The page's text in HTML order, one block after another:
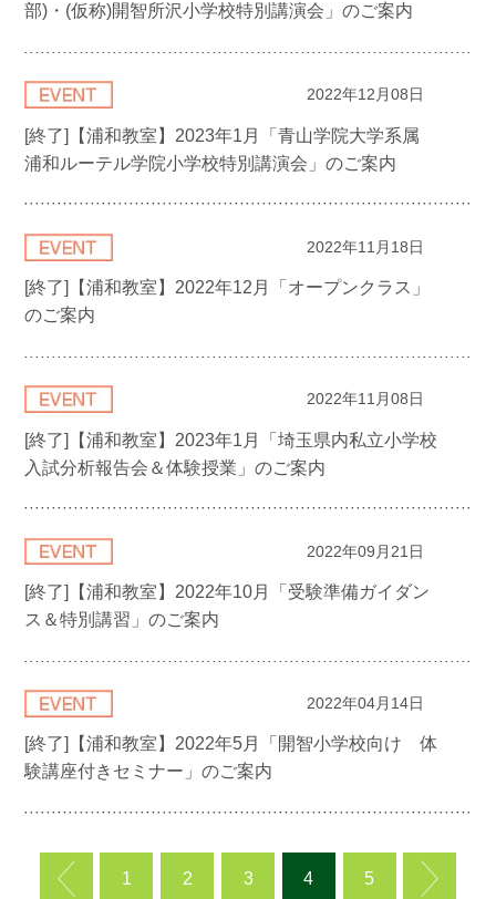
部)・(仮称)開智所沢小学校特別講演会」のご案内
2022年12月08日
[終了]【浦和教室】2023年1月「青山学院大学系属
浦和ルーテル学院小学校特別講演会」のご案内
2022年11月18日
[終了]【浦和教室】2022年12月「オープンクラス」
のご案内
2022年11月08日
[終了]【浦和教室】2023年1月「埼玉県内私立小学校
入試分析報告会＆体験授業」のご案内
2022年09月21日
[終了]【浦和教室】2022年10月「受験準備ガイダン
ス＆特別講習」のご案内
2022年04月14日
[終了]【浦和教室】2022年5月「開智小学校向け 体
験講座付きセミナー」のご案内
1 2 3 4 5